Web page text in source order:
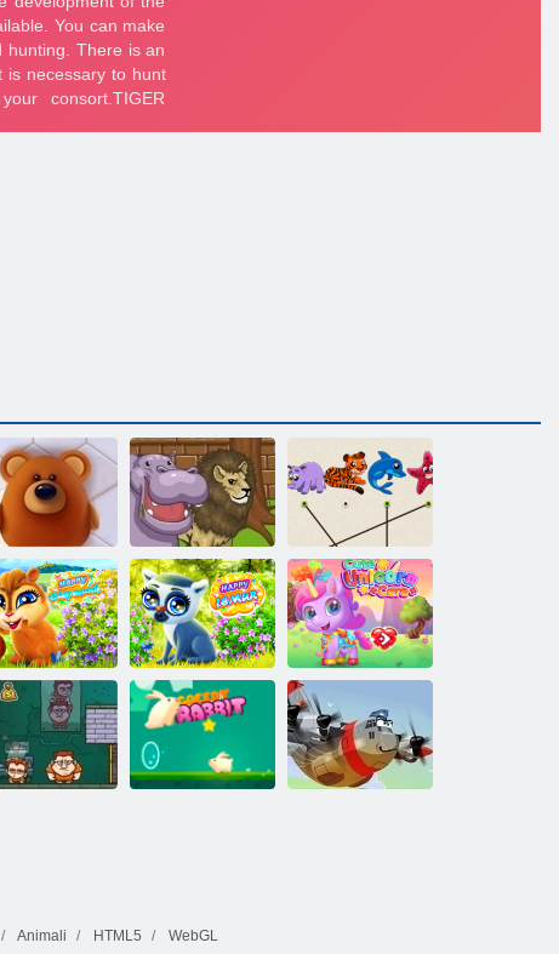
Linee animali
Pinball at the
Zoo
Partita The
Animal
Happy
Chipmunk
Lemure felici
Care di unicorno
carina
Animali HTML5 WebGL